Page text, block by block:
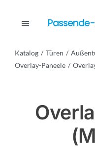
Toggle
Katalog Türen
Overlay-Paneele